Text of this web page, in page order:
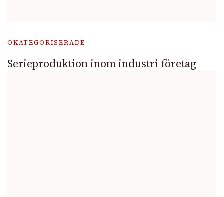
OKATEGORISERADE
Serieproduktion inom industri företag